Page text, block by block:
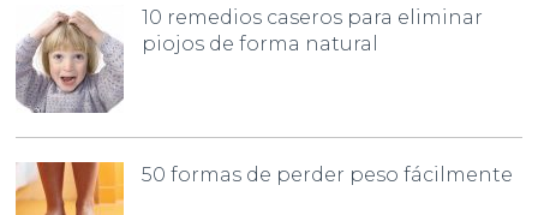
10 remedios caseros para eliminar
piojos de forma natural
50 formas de perder peso fácilmente